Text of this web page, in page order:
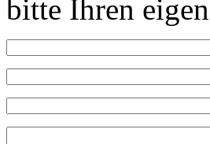
bitte Ihren